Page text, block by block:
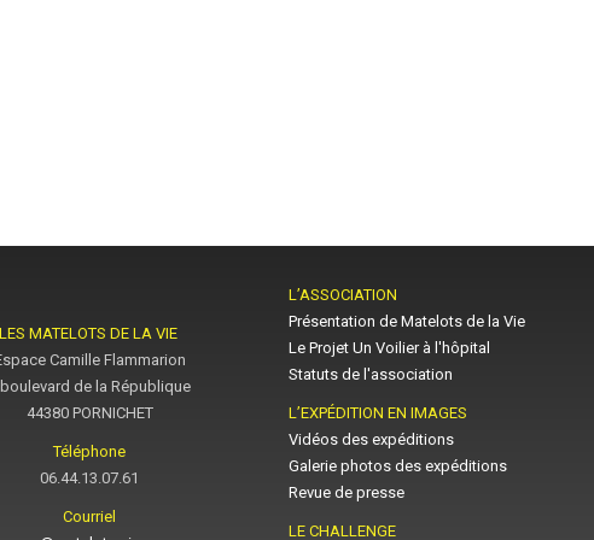
MATELOTS DE LA VIE
Camille Flammarion
de la République
44380 PORNICHET
Téléphone
06.44.13.07.61
Courriel
L’ASSOCIATION
Présentation de Matelots de la Vie
Le Projet Un Voilier à l'hôpital
Statuts de l'association
L’EXPÉDITION EN IMAGES
Vidéos des expéditions
Galerie photos des expéditions
Revue de presse
LE CHALLENGE